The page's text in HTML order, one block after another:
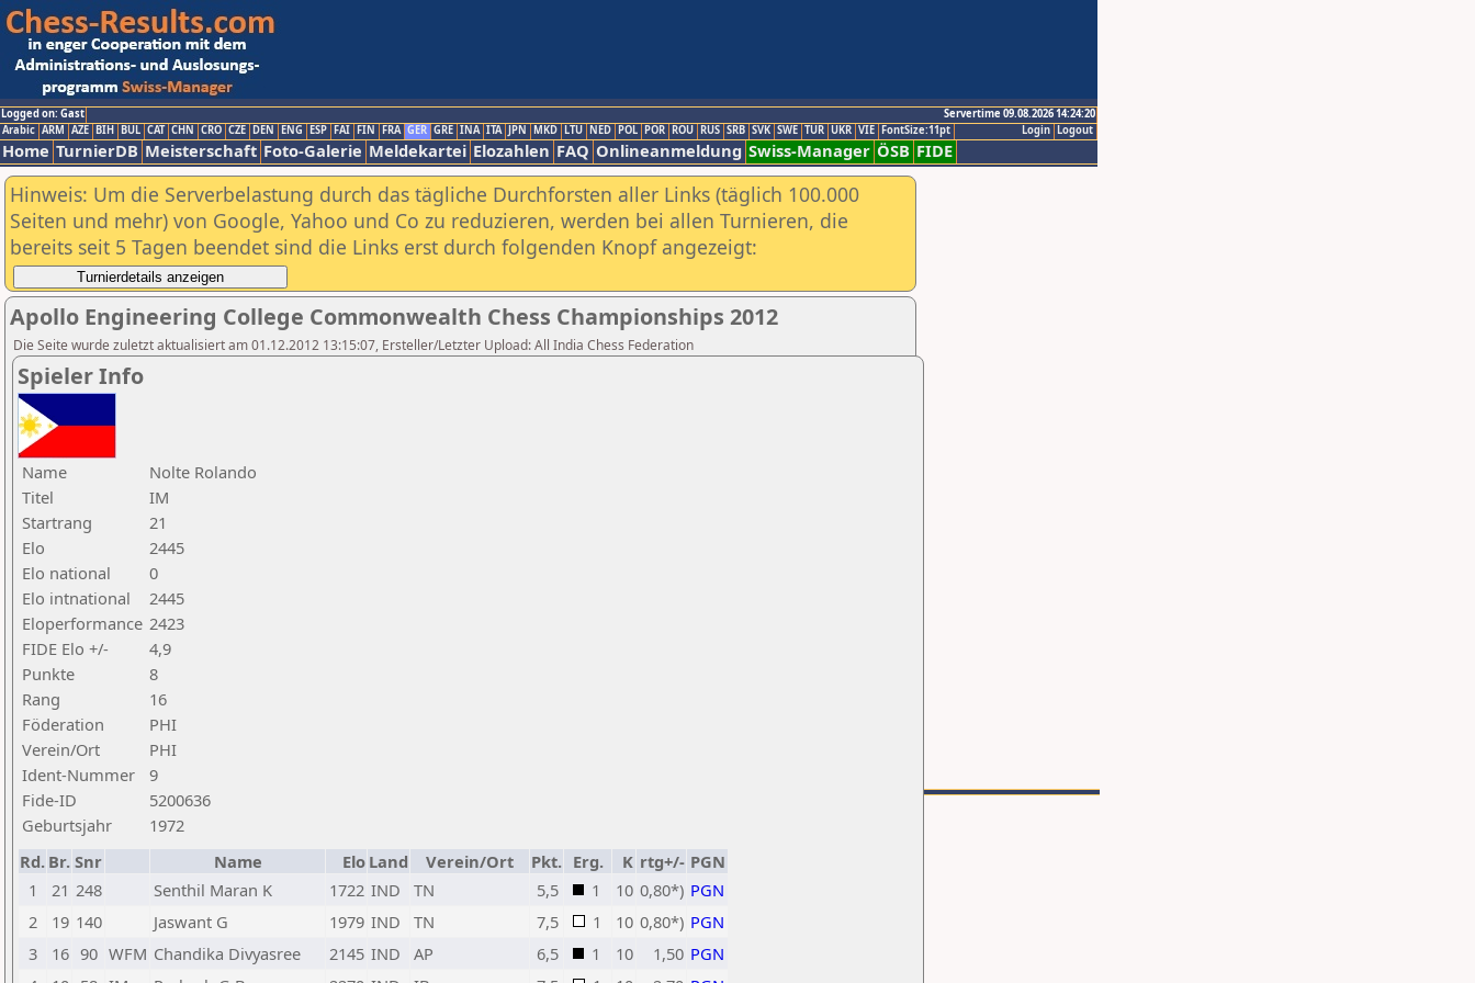
Logged on: Gast
Servertime 09.08.2026 14:24:20
Logout
Login
Arabic ARM AZE BIH BUL CAT CHN CRO CZE DEN ENG ESP FAI FIN FRA GER GRE INA ITA JPN MKD LTU NED POL POR ROU RUS SRB SVK SWE TUR UKR VIE FontSize:11pt
Home TurnierDB Meisterschaft Foto-Galerie Meldekartei Elozahlen FAQ Onlineanmeldung Swiss-Manager ÖSB FIDE
Hinweis: Um die Serverbelastung durch das tägliche Durchforsten aller Links (täglich 100.000
Seiten und mehr) von Google, Yahoo und Co zu reduzieren, werden bei allen Turnieren, die
bereits seit 5 Tagen beendet sind die Links erst durch folgenden Knopf angezeigt:
Apollo Engineering College Commonwealth Chess Championships 2012
Die Seite wurde zuletzt aktualisiert am 01.12.2012 13:15:07, Ersteller/Letzter Upload: All India Chess Federation
Spieler Info
Name
Nolte Rolando
Titel
IM
Startrang
21
Elo
2445
Elo national
0
Elo intnational
2445
Eloperformance 2423
FIDE Elo +/-
4,9
Punkte
8
Rang
16
Föderation
PHI
Verein/Ort
PHI
Ident-Nummer
9
Fide-ID
5200636
Geburtsjahr
1972
Rd. Br. Snr Name Elo Land Verein/Ort Pkt. Erg. K rtg+/- PGN
1
21 248 Senthil Maran K 1722 IND TN 5,5 1 10 0,80*) PGN
2
19 140 Jaswant G 1979 IND TN 7,5 1 10 0,80*) PGN
3
16 90 WFM Chandika Divyasree 2145 IND AP 6,5 1 10 1,50 PGN